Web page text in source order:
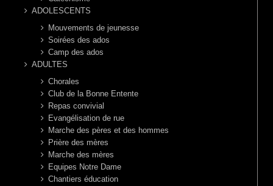
ADOLESCENTS
Mouvements de jeunesse
Soirées des ados
Camp des ados
ADULTES
Chorales
Club de la Bonne Entente
Repas convivial
Evangélisation de rue
Marche des pères et des hommes
Prière des mères
Marche des mères
Equipes Notre Dame
Chantiers éducation